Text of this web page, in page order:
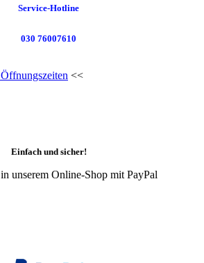
Service-Hotline
030 76007610
<<
Einfach und sicher!
unserem Online-Shop mit PayPal